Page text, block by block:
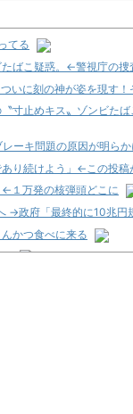
てる
ばこ疑惑。←警視庁の捜
いに刻の神が姿を現す
寸止めキス〟ゾンビた
ーキ問題の原因が明ら
り続けよう」←この投稿
１万発の核弾頭どこに
→政府「最終的に10兆円
かつ食べに来る